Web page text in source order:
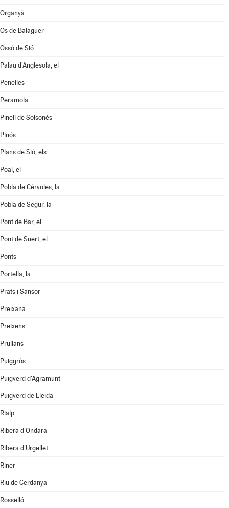
Organyà
Os de Balaguer
Ossó de Sió
Palau d'Anglesola, el
Penelles
Peramola
Pinell de Solsonès
Pinós
Plans de Sió, els
Poal, el
Pobla de Cérvoles, la
Pobla de Segur, la
Pont de Bar, el
Pont de Suert, el
Ponts
Portella, la
Prats i Sansor
Preixana
Preixens
Prullans
Puiggròs
Puigverd d'Agramunt
Puigverd de Lleida
Rialp
Ribera d'Ondara
Ribera d'Urgellet
Riner
Riu de Cerdanya
Rosselló